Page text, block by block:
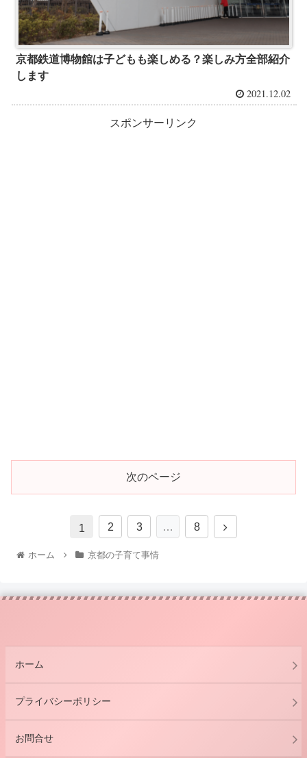
京都鉄道博物館は子どもも楽しめる？楽しみ方全部紹介
します
2021.12.02
スポンサーリンク
次のページ
1 2 3 … 8
ホーム 京都の子育て事情
ホーム
プライバシーポリシー
お問合せ